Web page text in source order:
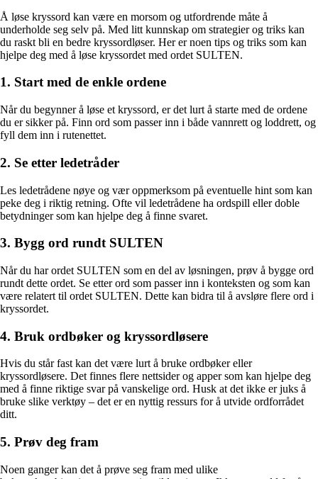
Å løse kryssord kan være en morsom og utfordrende måte å
underholde seg selv på. Med litt kunnskap om strategier og triks kan
du raskt bli en bedre kryssordløser. Her er noen tips og triks som kan
hjelpe deg med å løse kryssordet med ordet SULTEN.
1. Start med de enkle ordene
Når du begynner å løse et kryssord, er det lurt å starte med de ordene
du er sikker på. Finn ord som passer inn i både vannrett og loddrett, og
fyll dem inn i rutenettet.
2. Se etter ledetråder
Les ledetrådene nøye og vær oppmerksom på eventuelle hint som kan
peke deg i riktig retning. Ofte vil ledetrådene ha ordspill eller doble
betydninger som kan hjelpe deg å finne svaret.
3. Bygg ord rundt SULTEN
Når du har ordet SULTEN som en del av løsningen, prøv å bygge ord
rundt dette ordet. Se etter ord som passer inn i konteksten og som kan
være relatert til ordet SULTEN. Dette kan bidra til å avsløre flere ord i
kryssordet.
4. Bruk ordbøker og kryssordløsere
Hvis du står fast kan det være lurt å bruke ordbøker eller
kryssordløsere. Det finnes flere nettsider og apper som kan hjelpe deg
med å finne riktige svar på vanskelige ord. Husk at det ikke er juks å
bruke slike verktøy – det er en nyttig ressurs for å utvide ordforrådet
ditt.
5. Prøv deg fram
Noen ganger kan det å prøve seg fram med ulike